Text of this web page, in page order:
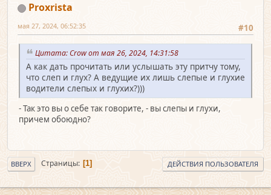
Proxrista
#10
мая 27, 2024, 06:52:35
Цитата: Crow от мая 26, 2024, 14:31:58
А как дать прочитать или услышать эту притчу тому,
что слеп и глух? А ведущие их лишь слепые и глухие
водители слепых и глухих?)))
- Так это вы о себе так говорите, - вы слепы и глухи,
причем обоюдно?
ВВЕРХ Страницы 1 ДЕЙСТВИЯ ПОЛЬЗОВАТЕЛЯ